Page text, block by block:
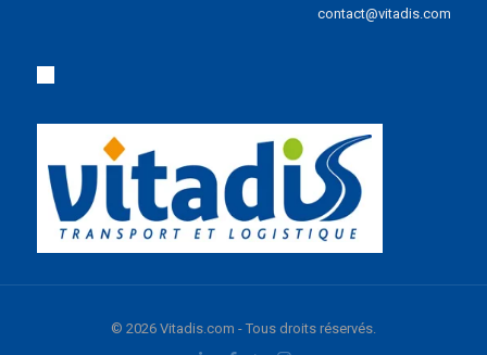
contact@vitadis.com
© 2026 Vitadis.com - Tous droits réservés.